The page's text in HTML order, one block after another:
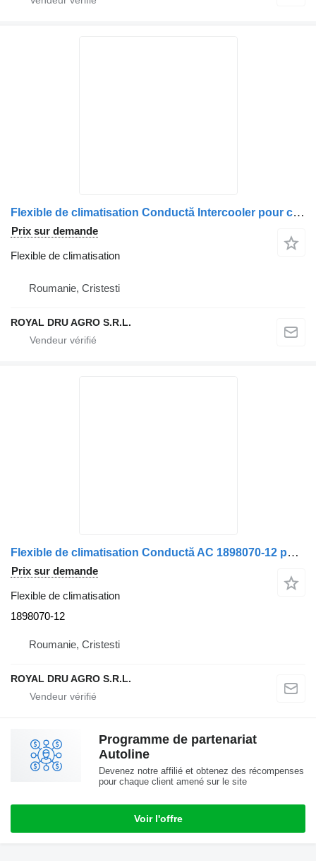
Flexible de climatisation Conductă Intercooler pour camion DAF 1885752 1899803
Prix sur demande
Flexible de climatisation
Roumanie, Cristesti
ROYAL DRU AGRO S.R.L.
Flexible de climatisation Conductă AC 1898070-12 pour camion DAF 1898070 12
Prix sur demande
Flexible de climatisation
1898070-12
Roumanie, Cristesti
ROYAL DRU AGRO S.R.L.
Programme de partenariat
Autoline
Devenez notre affilié et obtenez des récompenses
pour chaque client amené sur le site
Voir l'offre